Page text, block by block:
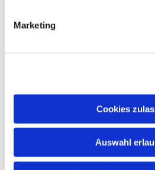
Marketing
Cookies
Auswahl